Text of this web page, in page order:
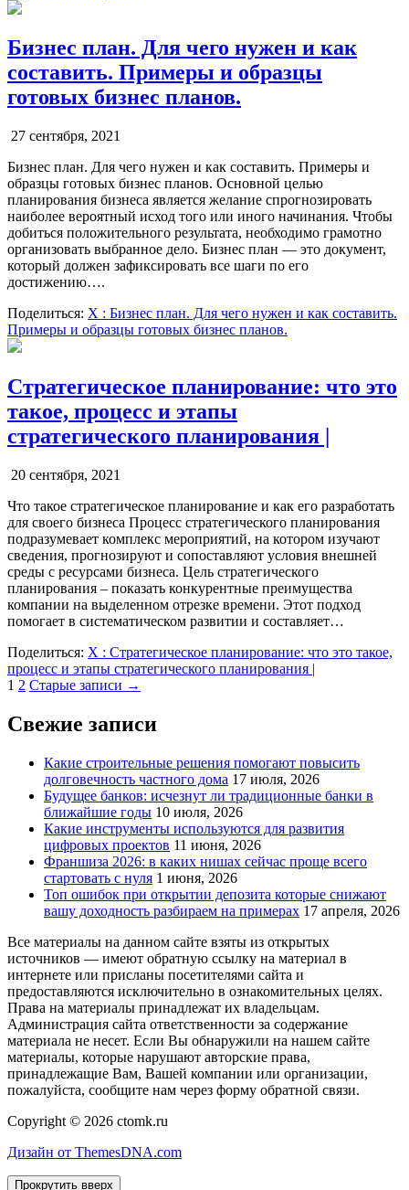
Бизнес план. Для чего нужен и как
составить. Примеры и образцы
готовых бизнес планов.
27 сентября, 2021
Бизнес план. Для чего нужен и как составить. Примеры и
образцы готовых бизнес планов. Основной целью
планирования бизнеса является желание спрогнозировать
наиболее вероятный исход того или иного начинания. Чтобы
добиться положительного результата, необходимо грамотно
организовать выбранное дело. Бизнес план — это документ,
который должен зафиксировать все шаги по его
достижению….
Поделиться: X : Бизнес план. Для чего нужен и как составить.
Примеры и образцы готовых бизнес планов.
Стратегическое планирование: что это
такое, процесс и этапы
стратегического планирования |
20 сентября, 2021
Что такое стратегическое планирование и как его разработать
для своего бизнеса Процесс стратегического планирования
подразумевает комплекс мероприятий, на котором изучают
сведения, прогнозируют и сопоставляют условия внешней
среды с ресурсами бизнеса. Цель стратегического
планирования – показать конкурентные преимущества
компании на выделенном отрезке времени. Этот подход
помогает в систематическом развитии и составляет…
Поделиться: X : Стратегическое планирование: что это такое,
процесс и этапы стратегического планирования |
Пагинация
записей
1 2 Старые записи →
Свежие записи
Какие строительные решения помогают повысить
долговечность частного дома 17 июля, 2026
Будущее банков: исчезнут ли традиционные банки в
ближайшие годы 10 июля, 2026
Какие инструменты используются для развития
цифровых проектов 11 июня, 2026
Франшиза 2026: в каких нишах сейчас проще всего
стартовать с нуля 1 июня, 2026
Топ ошибок при открытии депозита которые снижают
вашу доходность разбираем на примерах 17 апреля, 2026
Все материалы на данном сайте взяты из открытых
источников — имеют обратную ссылку на материал в
интернете или присланы посетителями сайта и
предоставляются исключительно в ознакомительных целях.
Права на материалы принадлежат их владельцам.
Администрация сайта ответственности за содержание
материала не несет. Если Вы обнаружили на нашем сайте
материалы, которые нарушают авторские права,
принадлежащие Вам, Вашей компании или организации,
пожалуйста, сообщите нам через форму обратной связи.
Copyright © 2026 ctomk.ru
Дизайн от ThemesDNA.com
Прокрутить вверх